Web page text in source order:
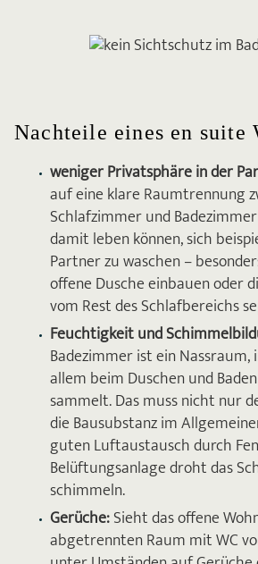
Nachteile eines en suite
weniger Privatsphäre in der
auf eine klare Raumtrennung
Schlafzimmer und
damit leben können, sich
Partner zu waschen –
offene Dusche einbauen oder
vom Rest des Schlafbereichs
Feuchtigkeit und
Badezimmer ist ein Nassraum,
allem beim Duschen und
sammelt. Das muss nicht nur
die Bausubstanz im
guten Luftaustausch durch
Belüftungsanlage droht das
schimmeln.
Gerüche:Sieht das offene
abgetrennten Raum mit WC